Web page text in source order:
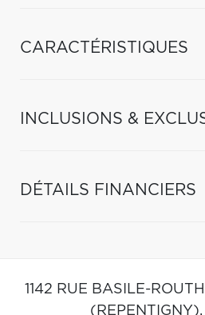
CARACTÉRISTIQUES
INCLUSIONS &
DÉTAILS FINANCIERS
1142 RUE BASILE-
(REPENTIGNY),